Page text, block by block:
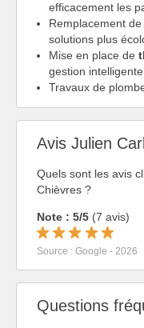
efficacement les
Remplacement
solutions plus
Mise en place de
gestion
Travaux de
Avis Julien
Quels sont les avis
Chièvres ?
Note : 5/5 (7 avis)
Source : Google - 2026
Questions